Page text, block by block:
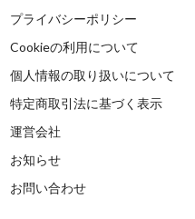
プライバシーポリシー
Cookieの利用について
個人情報の取り扱いについて
特定商取引法に基づく表示
運営会社
お知らせ
お問い合わせ